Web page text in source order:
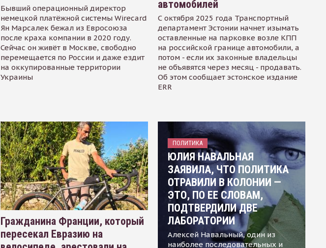
Бывший операционный директор
немецкой платёжной системы Wirecard
Ян Марсалек бежал из Евросоюза
после краха компании в 2020 году.
Сейчас он живёт в Москве, свободно
перемещается по России и даже ездит
на оккупированные территории
Украины
автомобилей
С октября 2025 года Транспортный
департамент Эстонии начнет изымать
оставленные на парковке возле КПП
на российской границе автомобили, а
потом - если их законные владельцы
не объявятся через месяц - продавать.
Об этом сообщает эстонское издание
ERR
Гражданина Франции, который
пересекал Евразию на
ПОЛИТИКА
ЮЛИЯ НАВАЛЬНАЯ
ЗАЯВИЛА, ЧТО ПОЛИТИКА
ОТРАВИЛИ В КОЛОНИИ —
ЭТО, ПО ЕЕ СЛОВАМ,
ПОДТВЕРДИЛИ ДВЕ
ЛАБОРАТОРИИ
Алексей Навальный, один из
наиболее последовательных и